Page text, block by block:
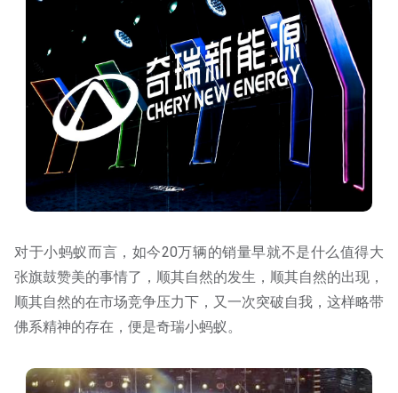
对于小蚂蚁而言，如今20万辆的销量早就不是什么值得大
张旗鼓赞美的事情了，顺其自然的发生，顺其自然的出现，
顺其自然的在市场竞争压力下，又一次突破自我，这样略带
佛系精神的存在，便是奇瑞小蚂蚁。